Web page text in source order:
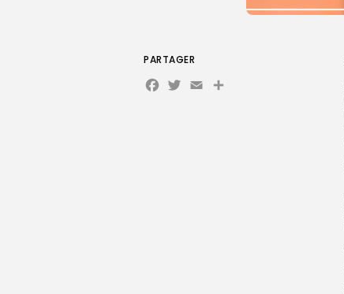
PARTAGER
Facebook
Twitter
EmailPartager